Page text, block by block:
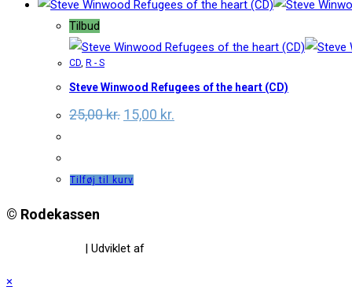
Tilbud
CD, R - S
Steve Winwood Refugees of the heart (CD)
25,00kr. Original
price
15,00 kr.
price
Tilføj til kurv
© Rodekassen
| Udviklet af
×